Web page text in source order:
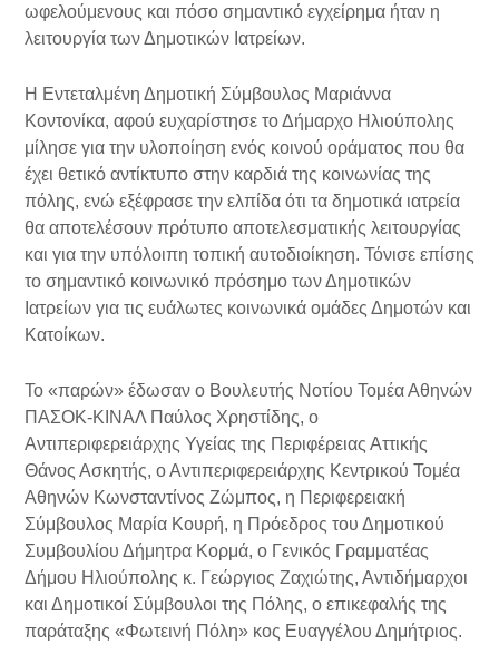
ωφελούμενους και πόσο σημαντικό εγχείρημα ήταν η
λειτουργία των Δημοτικών Ιατρείων.
Η Εντεταλμένη Δημοτική Σύμβουλος Μαριάννα
Κοντονίκα, αφού ευχαρίστησε το Δήμαρχο Ηλιούπολης
μίλησε για την υλοποίηση ενός κοινού οράματος που θα
έχει θετικό αντίκτυπο στην καρδιά της κοινωνίας της
πόλης, ενώ εξέφρασε την ελπίδα ότι τα δημοτικά ιατρεία
θα αποτελέσουν πρότυπο αποτελεσματικής λειτουργίας
και για την υπόλοιπη τοπική αυτοδιοίκηση. Τόνισε επίσης
το σημαντικό κοινωνικό πρόσημο των Δημοτικών
Ιατρείων για τις ευάλωτες κοινωνικά ομάδες Δημοτών και
Κατοίκων.
Το «παρών» έδωσαν ο Βουλευτής Νοτίου Τομέα Αθηνών
ΠΑΣΟΚ-ΚΙΝΑΛ Παύλος Χρηστίδης, ο
Αντιπεριφερειάρχης Υγείας της Περιφέρειας Αττικής
Θάνος Ασκητής, ο Αντιπεριφερειάρχης Κεντρικού Τομέα
Αθηνών Κωνσταντίνος Ζώμπος, η Περιφερειακή
Σύμβουλος Μαρία Κουρή, η Πρόεδρος του Δημοτικού
Συμβουλίου Δήμητρα Κορμά, ο Γενικός Γραμματέας
Δήμου Ηλιούπολης κ. Γεώργιος Ζαχιώτης, Αντιδήμαρχοι
και Δημοτικοί Σύμβουλοι της Πόλης, ο επικεφαλής της
παράταξης «Φωτεινή Πόλη» κος Ευαγγέλου Δημήτριος.